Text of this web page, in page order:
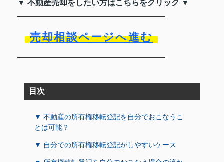
▼ 不動産売却をしたい方はこちらをクリック ▼
売却相談ページへ進む
目次
▼ 不動産の所有権移転登記を自分でおこなうこ
とは可能？
▼ 自分での所有権移転登記がしやすいケース